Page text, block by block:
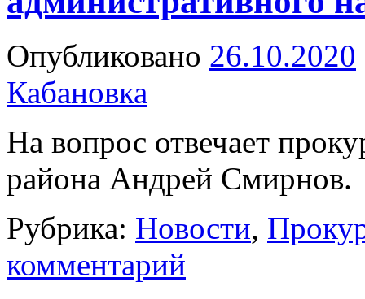
Опубликовано 26.10.2020
Кабановка
На вопрос отвечает
района Андрей Смирнов.
Рубрика: Новости,
комментарий